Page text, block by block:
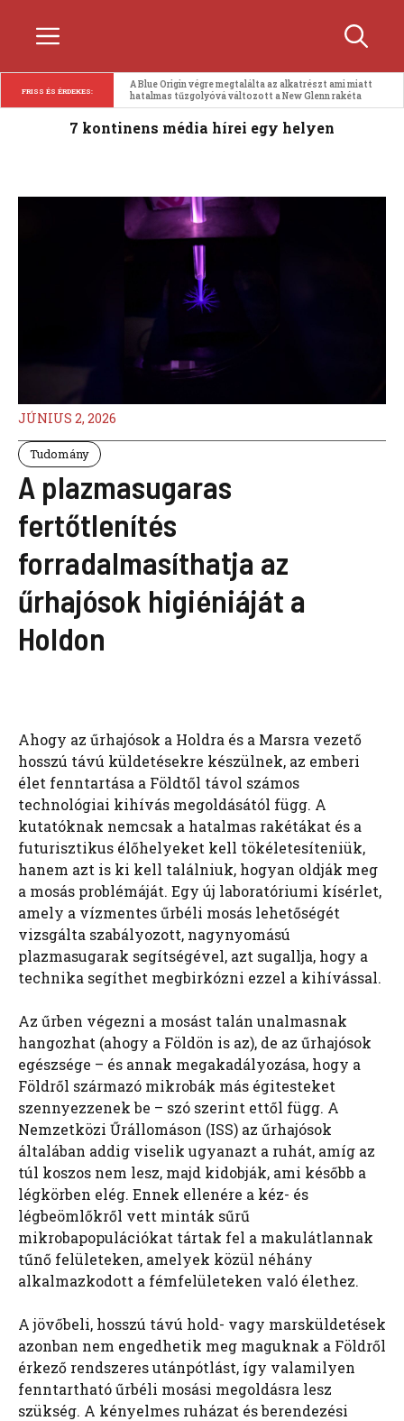
Menü
FRISS ÉS ÉRDEKES:
A Blue Origin végre megtalálta az alkatrészt ami miatt
hatalmas tűzgolyóvá változott a New Glenn rakéta
7 kontinens média hírei egy helyen
JÚNIUS 2, 2026
Tudomány
A plazmasugaras
fertőtlenítés
forradalmasíthatja az
űrhajósok higiéniáját a
Holdon
Ahogy az űrhajósok a Holdra és a Marsra vezető
hosszú távú küldetésekre készülnek, az emberi
élet fenntartása a Földtől távol számos
technológiai kihívás megoldásától függ. A
kutatóknak nemcsak a hatalmas rakétákat és a
futurisztikus élőhelyeket kell tökéletesíteniük,
hanem azt is ki kell találniuk, hogyan oldják meg
a mosás problémáját. Egy új laboratóriumi kísérlet,
amely a vízmentes űrbéli mosás lehetőségét
vizsgálta szabályozott, nagynyomású
plazmasugarak segítségével, azt sugallja, hogy a
technika segíthet megbirkózni ezzel a kihívással.
Az űrben végezni a mosást talán unalmasnak
hangozhat (ahogy a Földön is az), de az űrhajósok
egészsége – és annak megakadályozása, hogy a
Földről származó mikrobák más égitesteket
szennyezzenek be – szó szerint ettől függ. A
Nemzetközi Űrállomáson (ISS) az űrhajósok
általában addig viselik ugyanazt a ruhát, amíg az
túl koszos nem lesz, majd kidobják, ami később a
légkörben elég. Ennek ellenére a kéz- és
légbeömlőkről vett minták sűrű
mikrobapopulációkat tártak fel a makulátlannak
tűnő felületeken, amelyek közül néhány
alkalmazkodott a fémfelületeken való élethez.
A jövőbeli, hosszú távú hold- vagy marsküldetések
azonban nem engedhetik meg maguknak a Földről
érkező rendszeres utánpótlást, így valamilyen
fenntartható űrbéli mosási megoldásra lesz
szükség. A kényelmes ruházat és berendezési